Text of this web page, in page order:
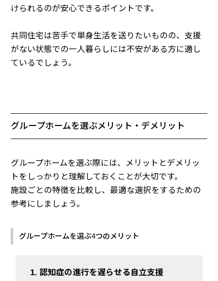
けられるのが安心できるポイントです。
共同住宅は苦手で単身生活を送りたいものの、支援
がない状態での一人暮らしには不安がある方に適し
ているでしょう。
グループホームを選ぶメリット・デメリット
グループホームを選ぶ際には、メリットとデメリッ
トをしっかりと理解しておくことが大切です。
施設ごとの特徴を比較し、最適な選択をするための
参考にしましょう。
グループホームを選ぶ4つのメリット
1. 認知症の進行を遅らせる自立支援